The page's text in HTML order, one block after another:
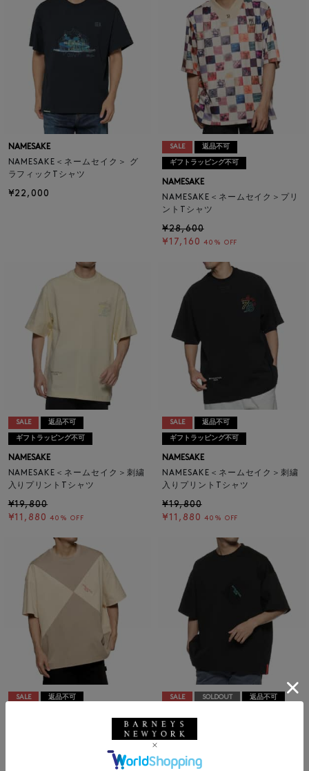
NAMESAKE
NAMESAKE＜ネームセイク＞ グ
ラフィックTシャツ
¥22,000
SALE 返品不可
ギフトラッピング不可
NAMESAKE
NAMESAKE＜ネームセイク＞プリ
ントTシャツ
¥28,600
¥17,160 40% OFF
SALE 返品不可
ギフトラッピング不可
NAMESAKE
NAMESAKE＜ネームセイク＞刺繍
入りプリントTシャツ
¥19,800
¥11,880 40% OFF
SALE 返品不可
ギフトラッピング不可
NAMESAKE
NAMESAKE＜ネームセイク＞刺繍
入りプリントTシャツ
¥19,800
¥11,880 40% OFF
SALE 返品不可 SALE SOLDOUT 返品不可
NAMESAKE
ントTシャツ